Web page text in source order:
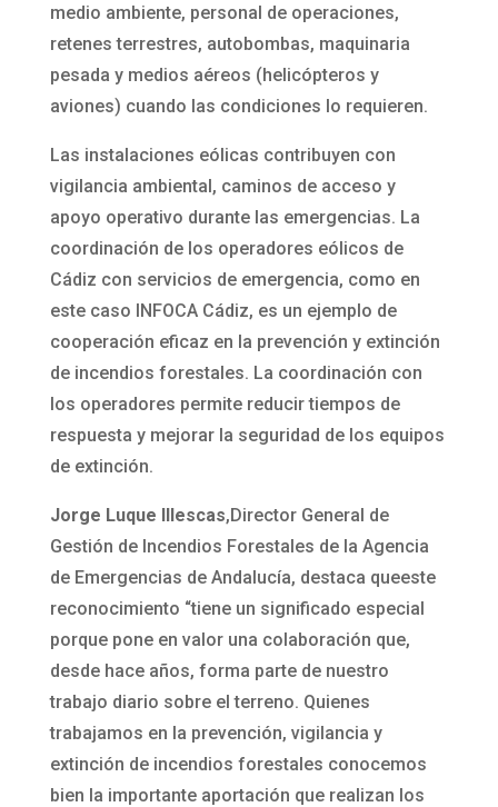
medio ambiente, personal de operaciones,
retenes terrestres, autobombas, maquinaria
pesada y medios aéreos (helicópteros y
aviones) cuando las condiciones lo requieren.
Las instalaciones eólicas contribuyen con
vigilancia ambiental, caminos de acceso y
apoyo operativo durante las emergencias. La
coordinación de los operadores eólicos de
Cádiz con servicios de emergencia, como en
este caso INFOCA Cádiz, es un ejemplo de
cooperación eficaz en la prevención y extinción
de incendios forestales. La coordinación con
los operadores permite reducir tiempos de
respuesta y mejorar la seguridad de los equipos
de extinción.
Jorge Luque Illescas,Director General de
Gestión de Incendios Forestales de la Agencia
de Emergencias de Andalucía, destaca queeste
reconocimiento “tiene un significado especial
porque pone en valor una colaboración que,
desde hace años, forma parte de nuestro
trabajo diario sobre el terreno. Quienes
trabajamos en la prevención, vigilancia y
extinción de incendios forestales conocemos
bien la importante aportación que realizan los